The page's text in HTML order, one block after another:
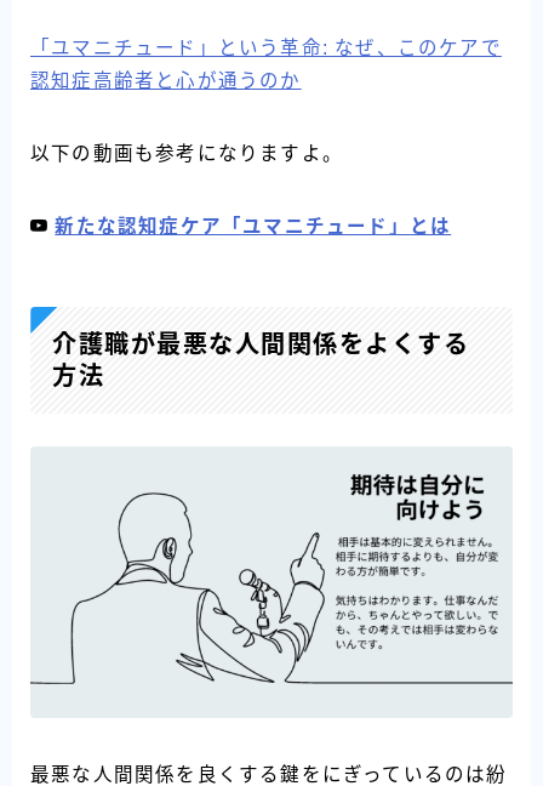
「ユマニチュード」という革命: なぜ、このケアで
認知症高齢者と心が通うのか
以下の動画も参考になりますよ。
新たな認知症ケア「ユマニチュード」とは
介護職が最悪な人間関係をよくする
方法
最悪な人間関係を良くする鍵をにぎっているのは紛